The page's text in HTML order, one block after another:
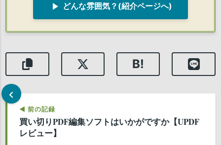
play_arrow どんな雰囲気？(紹介ページへ)
B!
chevron_left
◀ 前の記録
買い切りPDF編集ソフトはいかがですか【UPDF
レビュー】